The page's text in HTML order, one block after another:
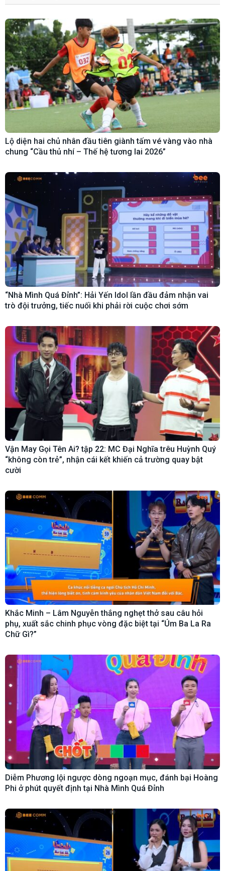
Lộ diện hai chủ nhân đầu tiên giành tấm vé vàng vào nhà
chung “Cầu thủ nhí – Thế hệ tương lai 2026”
“Nhà Mình Quá Đỉnh”: Hải Yến Idol lần đầu đảm nhận vai
trò đội trưởng, tiếc nuối khi phải rời cuộc chơi sớm
Vận May Gọi Tên Ai? tập 22: MC Đại Nghĩa trêu Huỳnh Quý
“không còn trẻ”, nhận cái kết khiến cả trường quay bật
cười
Khắc Minh – Lâm Nguyễn thắng nghẹt thở sau câu hỏi
phụ, xuất sắc chinh phục vòng đặc biệt tại “Úm Ba La Ra
Chữ Gì?”
Diễm Phương lội ngược dòng ngoạn mục, đánh bại Hoàng
Phi ở phút quyết định tại Nhà Mình Quá Đỉnh